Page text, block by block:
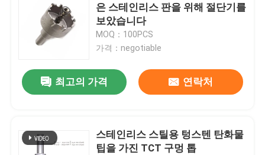
은 스테인리스 판을 위해 절단기를
보았습니다
MOQ：100PCS
가격：negotiable
최고의 가격 연락처
스테인리스 스틸용 텅스텐 탄화물
팁을 가진 TCT 구멍 톱